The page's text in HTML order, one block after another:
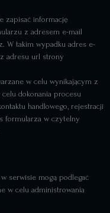
zapisać informację
z adresem e-mail
W takim wypadku adres e-
adresu url strony
w celu wynikającym z
dokonania procesu
handlowego, rejestracji
formularza w czytelny
serwisie mogą podlegać
w celu administrowania